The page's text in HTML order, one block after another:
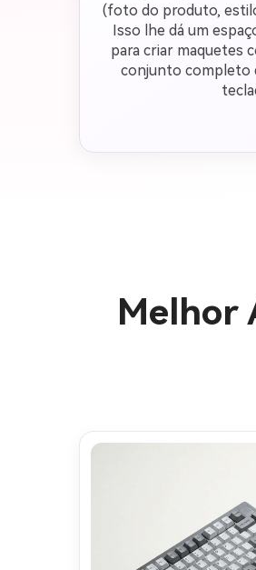
(foto do produto,
Isso lhe dá um
para criar maquetes
conjunto completo
Melhor